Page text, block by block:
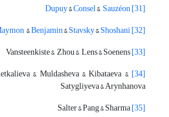
[31]
Dupuy&Consel&Sauzéon
[32]
&Benjamin&Stavsky&Shoshani
[33]
[34]
& Muldasheva & Kibataeva &
Satygliyeva & Arynhanova
[35]